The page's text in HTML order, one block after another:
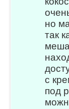
но
так
с
под